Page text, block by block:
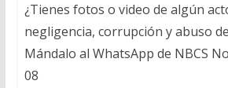
¿Tienes fotos o video de algún
negligencia, corrupción y abuso
Mándalo al WhatsApp de NBCS
08